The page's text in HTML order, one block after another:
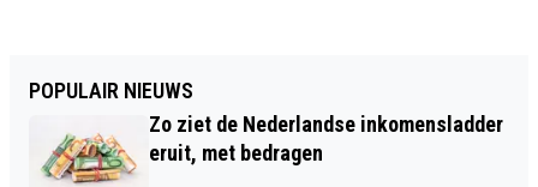
POPULAIR NIEUWS
Zo ziet de Nederlandse inkomensladder
eruit, met bedragen